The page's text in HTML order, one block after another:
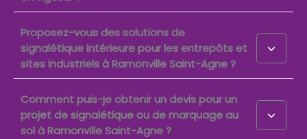
Proposez-vous des solutions de
signalétique intérieure pour les entrepôts et
sites industriels à Ramonville Saint-Agne ?
Comment puis-je obtenir un devis pour un
projet de signalétique ou de marquage au
sol à Ramonville Saint-Agne ?